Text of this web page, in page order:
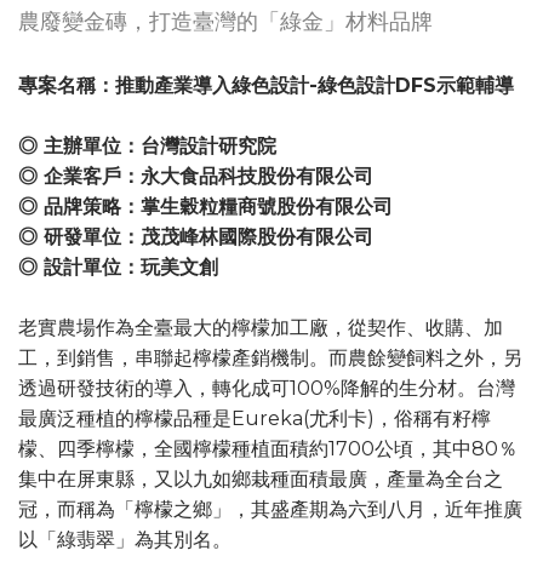
農廢變金磚，打造臺灣的「綠金」材料品牌
專案名稱：推動產業導入綠色設計-綠色設計DFS示範輔導
◎ 主辦單位：台灣設計研究院
◎ 企業客戶：永大食品科技股份有限公司
◎ 品牌策略：掌生穀粒糧商號股份有限公司
◎ 研發單位：茂茂峰林國際股份有限公司
◎ 設計單位：玩美文創
老實農場作為全臺最大的檸檬加工廠，從契作、收購、加
工，到銷售，串聯起檸檬產銷機制。而農餘變飼料之外，另
透過研發技術的導入，轉化成可100%降解的生分材。台灣
最廣泛種植的檸檬品種是Eureka(尤利卡)，俗稱有籽檸
檬、四季檸檬，全國檸檬種植面積約1700公頃，其中80％
集中在屏東縣，又以九如鄉栽種面積最廣，產量為全台之
冠，而稱為「檸檬之鄉」，其盛產期為六到八月，近年推廣
以「綠翡翠」為其別名。